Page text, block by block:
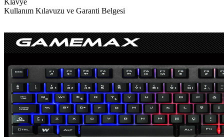
Klavye
Kullanım Kılavuzu ve Garanti Belgesi